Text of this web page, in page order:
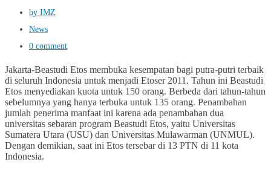
by IMZ
News
0 comment
Jakarta-Beastudi Etos membuka kesempatan bagi putra-putri terbaik
di seluruh Indonesia untuk menjadi Etoser 2011. Tahun ini Beastudi
Etos menyediakan kuota untuk 150 orang. Berbeda dari tahun-tahun
sebelumnya yang hanya terbuka untuk 135 orang. Penambahan
jumlah penerima manfaat ini karena ada penambahan dua
universitas sebaran program Beastudi Etos, yaitu Universitas
Sumatera Utara (USU) dan Universitas Mulawarman (UNMUL).
Dengan demikian, saat ini Etos tersebar di 13 PTN di 11 kota
Indonesia.